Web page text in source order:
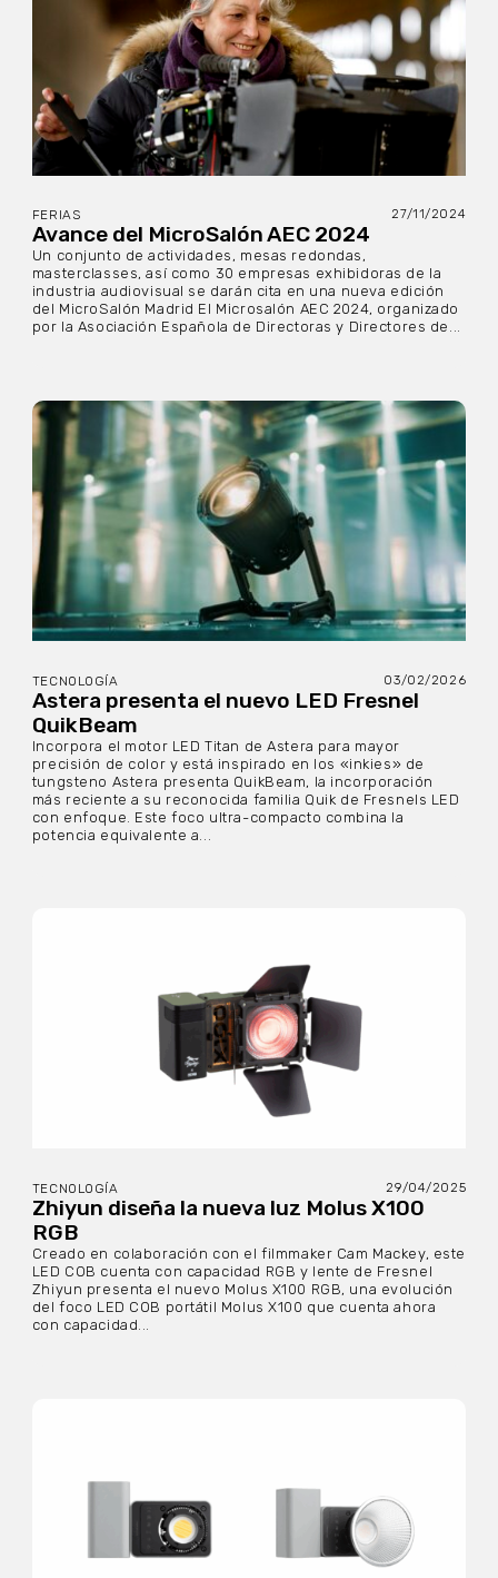
FERIAS 27/11/2024
Avance del MicroSalón AEC 2024
Un conjunto de actividades, mesas redondas,
masterclasses, así como 30 empresas exhibidoras de la
industria audiovisual se darán cita en una nueva edición
del MicroSalón Madrid El Microsalón AEC 2024, organizado
por la Asociación Española de Directoras y Directores de...
TECNOLOGÍA 03/02/2026
Astera presenta el nuevo LED Fresnel
QuikBeam
Incorpora el motor LED Titan de Astera para mayor
precisión de color y está inspirado en los «inkies» de
tungsteno Astera presenta QuikBeam, la incorporación
más reciente a su reconocida familia Quik de Fresnels LED
con enfoque. Este foco ultra-compacto combina la
potencia equivalente a...
TECNOLOGÍA 29/04/2025
Zhiyun diseña la nueva luz Molus X100
RGB
Creado en colaboración con el filmmaker Cam Mackey, este
LED COB cuenta con capacidad RGB y lente de Fresnel
Zhiyun presenta el nuevo Molus X100 RGB, una evolución
del foco LED COB portátil Molus X100 que cuenta ahora
con capacidad...